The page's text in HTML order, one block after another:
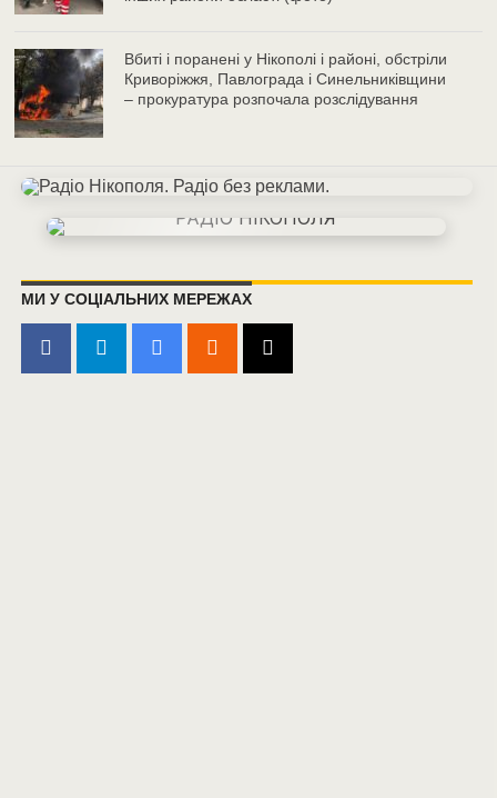
Вбиті і поранені у Нікополі і районі, обстріли
Криворіжжя, Павлограда і Синельниківщини
– прокуратура розпочала розслідування
МИ У СОЦІАЛЬНИХ МЕРЕЖАХ